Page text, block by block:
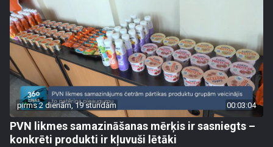
pirms 2 dienām, 19 stundām 00:03:04
PVN likmes samazināšanas mērķis ir sasniegts –
konkrēti produkti ir kļuvuši lētāki